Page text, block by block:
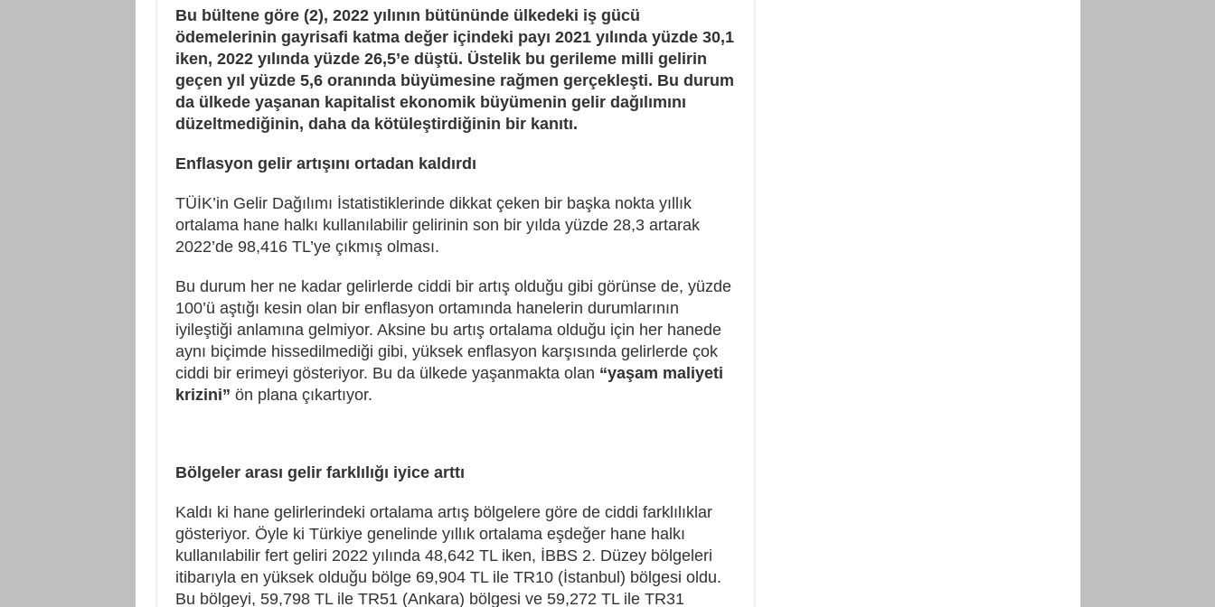
Bu bültene göre (2), 2022 yılının bütününde ülkedeki iş gücü
ödemelerinin gayrisafi katma değer içindeki payı 2021 yılında yüzde 30,1
iken, 2022 yılında yüzde 26,5’e düştü. Üstelik bu gerileme milli gelirin
geçen yıl yüzde 5,6 oranında büyümesine rağmen gerçekleşti. Bu durum
da ülkede yaşanan kapitalist ekonomik büyümenin gelir dağılımını
düzeltmediğinin, daha da kötüleştirdiğinin bir kanıtı.
Enflasyon gelir artışını ortadan kaldırdı
TÜİK’in Gelir Dağılımı İstatistiklerinde dikkat çeken bir başka nokta yıllık
ortalama hane halkı kullanılabilir gelirinin son bir yılda yüzde 28,3 artarak
2022’de 98,416 TL’ye çıkmış olması.
Bu durum her ne kadar gelirlerde ciddi bir artış olduğu gibi görünse de, yüzde
100’ü aştığı kesin olan bir enflasyon ortamında hanelerin durumlarının
iyileştiği anlamına gelmiyor. Aksine bu artış ortalama olduğu için her hanede
aynı biçimde hissedilmediği gibi, yüksek enflasyon karşısında gelirlerde çok
ciddi bir erimeyi gösteriyor. Bu da ülkede yaşanmakta olan “yaşam maliyeti
krizini” ön plana çıkartıyor.
Bölgeler arası gelir farklılığı iyice arttı
Kaldı ki hane gelirlerindeki ortalama artış bölgelere göre de ciddi farklılıklar
gösteriyor. Öyle ki Türkiye genelinde yıllık ortalama eşdeğer hane halkı
kullanılabilir fert geliri 2022 yılında 48,642 TL iken, İBBS 2. Düzey bölgeleri
itibarıyla en yüksek olduğu bölge 69,904 TL ile TR10 (İstanbul) bölgesi oldu.
Bu bölgeyi, 59,798 TL ile TR51 (Ankara) bölgesi ve 59,272 TL ile TR31